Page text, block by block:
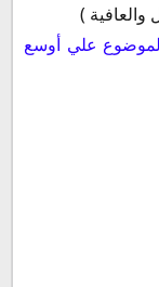
والعافية )
علي أوسع